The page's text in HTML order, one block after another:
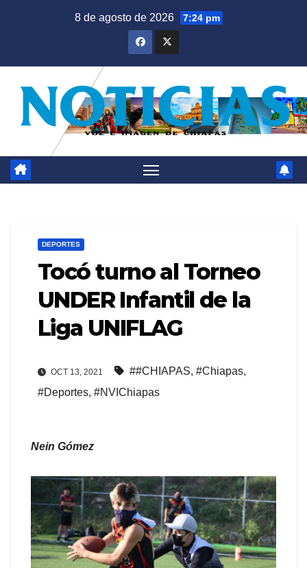
8 de agosto de 2026 7:24 pm
DEPORTES
Tocó turno al Torneo
UNDER Infantil de la
Liga UNIFLAG
OCT 13, 2021 ##CHIAPAS, #Chiapas,
#Deportes, #NVIChiapas
Nein Gómez